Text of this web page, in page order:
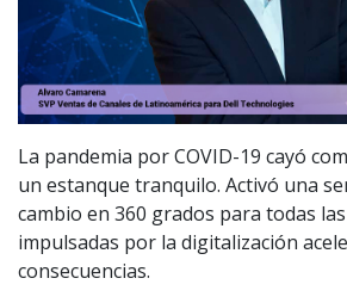
La pandemia por COVID-19 cayó
un estanque tranquilo. Activó una
cambio en 360 grados para todas
impulsadas por la digitalización
consecuencias.
MÉXICO